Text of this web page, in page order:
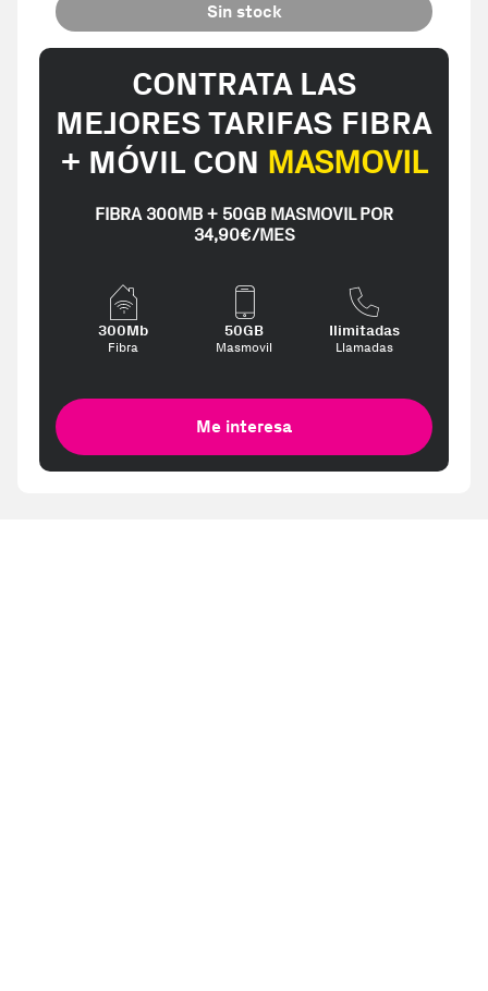
Sin stock
CONTRATA LAS
MEJORES TARIFAS FIBRA
+ MÓVIL CON MASMOVIL
FIBRA 300MB + 50GB MASMOVIL POR
34,90€/MES
300Mb
Fibra
50GB
Masmovil
Ilimitadas
Llamadas
Me interesa